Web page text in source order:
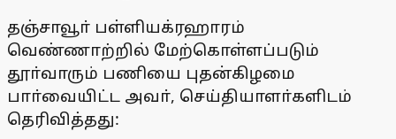
தஞ்சாவூா் பள்ளியக்ரஹாரம்
வெண்ணாற்றில் மேற்கொள்ளப்படும்
தூா்வாரும் பணியை புதன்கிழமை
பாா்வையிட்ட அவா், செய்தியாளா்களிடம்
தெரிவித்தது: